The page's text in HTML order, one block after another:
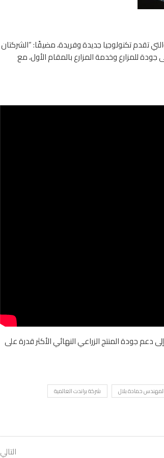
تقدم تكنولوجيا جديدة وفريدة، مضيفًا: “الشركتان
جودة للمزارع وخدمة المزارع بالمقام الأول، مع
دعم جودة المنتج الزراعي النهائي الأكثر قدرة على
المهندس حمادة بلال
شركة براندت العالمية
التالي